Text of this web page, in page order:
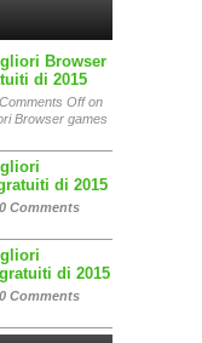
Browser
di 2015
Comments Offon
Browser games
di 2015
0 Comments
di 2015
0 Comments